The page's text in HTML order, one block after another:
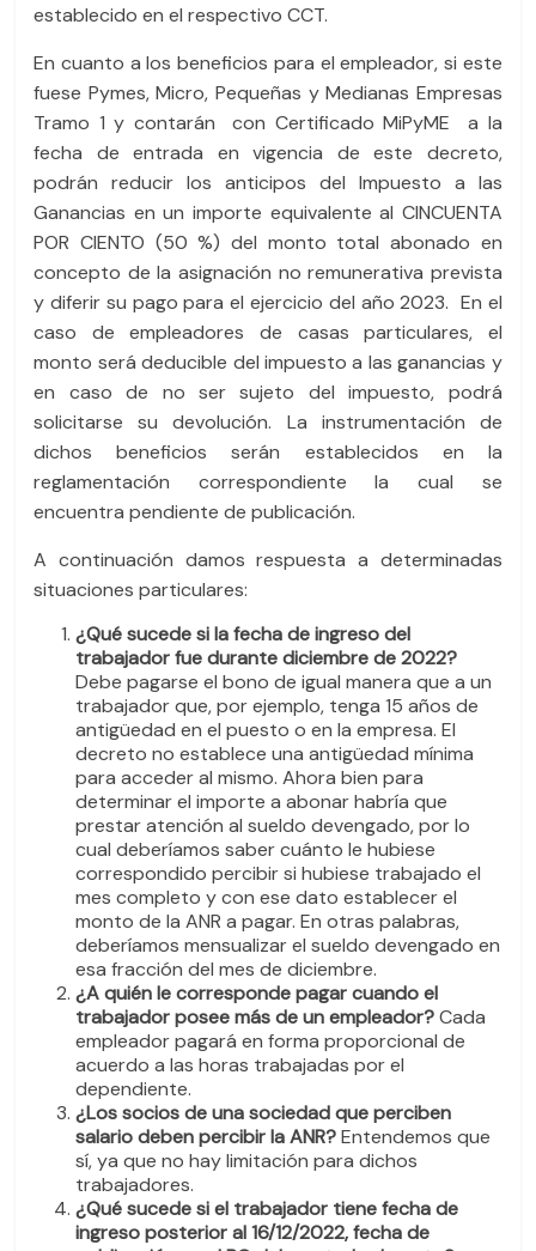
establecido en el respectivo CCT.
En cuanto a los beneficios para el empleador, si este
fuese Pymes, Micro, Pequeñas y Medianas Empresas
Tramo 1 y contarán con Certificado MiPyME a la
fecha de entrada en vigencia de este decreto,
podrán reducir los anticipos del Impuesto a las
Ganancias en un importe equivalente al CINCUENTA
POR CIENTO (50 %) del monto total abonado en
concepto de la asignación no remunerativa prevista
y diferir su pago para el ejercicio del año 2023. En el
caso de empleadores de casas particulares, el
monto será deducible del impuesto a las ganancias y
en caso de no ser sujeto del impuesto, podrá
solicitarse su devolución. La instrumentación de
dichos beneficios serán establecidos en la
reglamentación correspondiente la cual se
encuentra pendiente de publicación.
A continuación damos respuesta a determinadas
situaciones particulares:
¿Qué sucede si la fecha de ingreso del
trabajador fue durante diciembre de 2022?
Debe pagarse el bono de igual manera que a un
trabajador que, por ejemplo, tenga 15 años de
antigüedad en el puesto o en la empresa. El
decreto no establece una antigüedad mínima
para acceder al mismo. Ahora bien para
determinar el importe a abonar habría que
prestar atención al sueldo devengado, por lo
cual deberíamos saber cuánto le hubiese
correspondido percibir si hubiese trabajado el
mes completo y con ese dato establecer el
monto de la ANR a pagar. En otras palabras,
deberíamos mensualizar el sueldo devengado en
esa fracción del mes de diciembre.
¿A quién le corresponde pagar cuando el
trabajador posee más de un empleador?Cada
empleador pagará en forma proporcional de
acuerdo a las horas trabajadas por el
dependiente.
¿Los socios de una sociedad que perciben
salario deben percibir la ANR?Entendemos que
sí, ya que no hay limitación para dichos
trabajadores.
¿Qué sucede si el trabajador tiene fecha de
ingreso posterior al 16/12/2022, fecha de